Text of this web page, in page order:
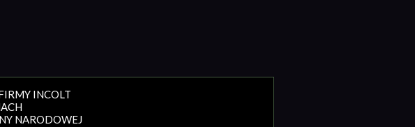
INCOLT
NARODOWEJ